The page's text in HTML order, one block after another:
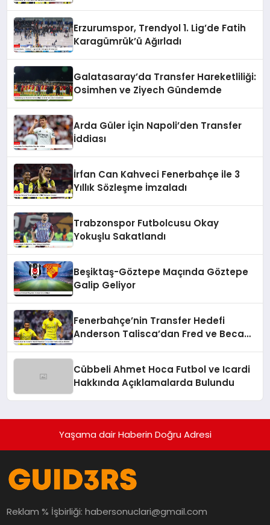
Erzurumspor, Trendyol 1. Lig’de Fatih
Karagümrük’ü Ağırladı
Galatasaray’da Transfer Hareketliliği:
Osimhen ve Ziyech Gündemde
Arda Güler İçin Napoli’den Transfer
İddiası
İrfan Can Kahveci Fenerbahçe ile 3
Yıllık Sözleşme İmzaladı
Trabzonspor Futbolcusu Okay
Yokuşlu Sakatlandı
Beşiktaş-Göztepe Maçında Göztepe
Galip Geliyor
Fenerbahçe’nin Transfer Hedefi
Anderson Talisca’dan Fred ve Becao
Cübbeli Ahmet Hoca Futbol ve Icardi
Hakkında Açıklamalarda Bulundu
Yaşama dair Haberin Doğru Adresi
Reklam % İşbirliği:habersonuclari@gmail.com